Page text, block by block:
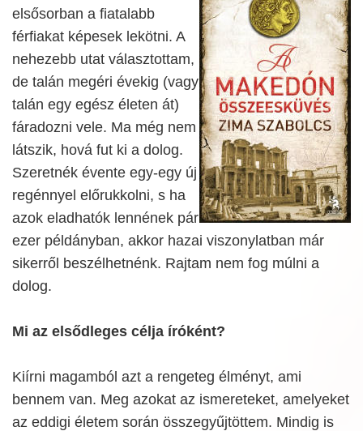
elsősorban a fiatalabb
férfiakat képesek lekötni. A
nehezebb utat választottam,
de talán megéri évekig (vagy
talán egy egész életen át)
fáradozni vele. Ma még nem
látszik, hová fut ki a dolog.
Szeretnék évente egy-egy új
regénnyel előrukkolni, s ha
azok eladhatók lennének pár
ezer példányban, akkor hazai viszonylatban már
sikerről beszélhetnénk. Rajtam nem fog múlni a
dolog.
Mi az elsődleges célja íróként?
Kiírni magamból azt a rengeteg élményt, ami
bennem van. Meg azokat az ismereteket, amelyeket
az eddigi életem során összegyűjtöttem. Mindig is